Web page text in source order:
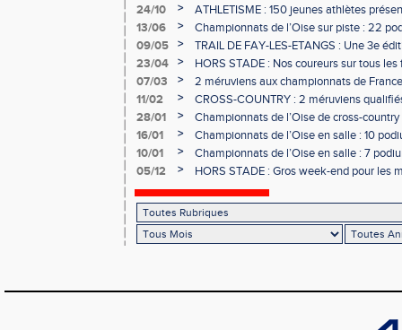
de France !
24/10 >
ATHLETISME : 150 jeunes athlètes
13/06
>
Championnats de l’Oise sur piste : 22
09/05
>
TRAIL DE FAY-LES-ETANGS : Une 3e
23/04
>
HORS STADE : Nos coureurs sur tous les
07/03
>
2 méruviens aux championnats de
11/02
>
CROSS-COUNTRY : 2 méruviens
France !
28/01 >
Championnats de l’Oise de cross-
l’EAC Méru !
16/01 >
Championnats de l’Oise en salle : 10
10/01
>
Championnats de l’Oise en salle : 7
05/12
> HORS STADE : Gros week-end pour les